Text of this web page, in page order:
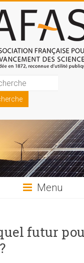
Menu
futur